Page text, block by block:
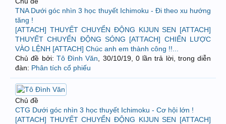
TNA Dưới góc nhìn 3 học thuyết Ichimoku - Đi theo xu hướng
tăng !
[ATTACH] THUYẾT CHUYỂN ĐỘNG KIJUN SEN [ATTACH]
THUYẾT CHUYỂN ĐỘNG SÓNG [ATTACH] CHIẾN LƯỢC
VÀO LỆNH [ATTACH] Chúc anh em thành công !!...
Chủ đề bởi: Tô Đình Văn 30/10/19, 0 lần trả lời, trong diễn
đàn: Phân tích cổ phiếu
Chủ đề
CTG Dưới góc nhìn 3 học thuyết Ichimoku - Cơ hội lớn !
[ATTACH] THUYẾT CHUYỂN ĐỘNG KIJUN SEN [ATTACH]